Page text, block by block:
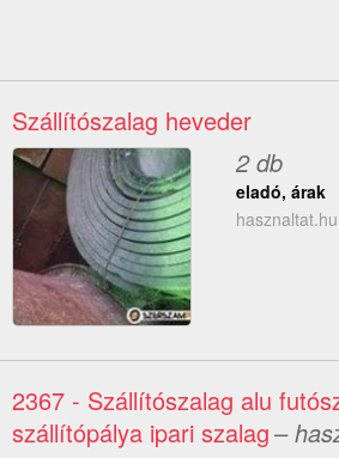
Szállítószalag heveder
2 db
eladó, árak
2367 - Szállítószalag alu
szállítópálya ipari szalag–